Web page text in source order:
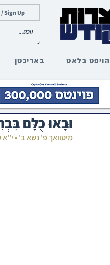
הויפט בלאט באריכטן
Sign Up
וּבָאוּ כֻלָּם
מיטוואך פ' נשא ב' •